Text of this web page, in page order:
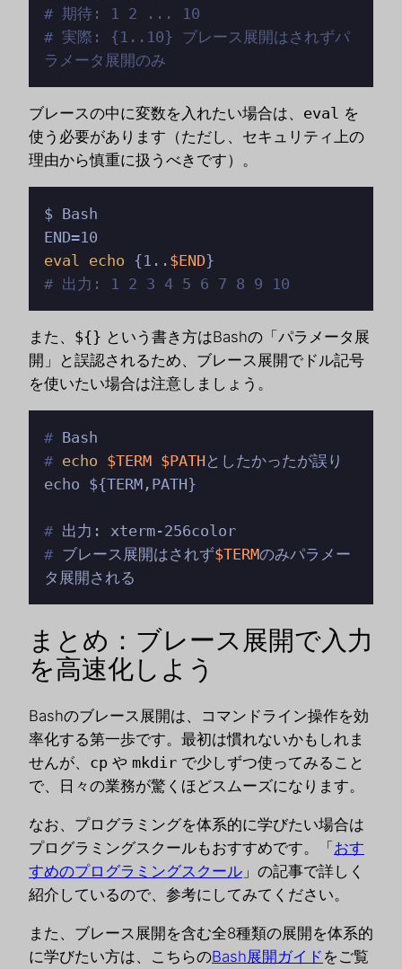
# 期待: 1 2 ... 10
# 実際: {1..10} ブレース展開はされずパ
ラメータ展開のみ
ブレースの中に変数を入れたい場合は、 eval を
使う必要があります（ただし、セキュリティ上の
理由から慎重に扱うべきです）。
$ Bash
eval
echo {1.. $END
# 出力: 1 2 3 4 5 6 7 8 9 10
また、 ${} という書き方はBashの「パラメータ展
開」と誤認されるため、ブレース展開でドル記号
を使いたい場合は注意しましょう。
# Bash
# echo $TERM $PATH としたかったが誤り
# 出力: xterm-256color
# ブレース展開はされず$TERMのみパラメー
タ展開される
まとめ：ブレース展開で入力
を高速化しよう
Bashのブレース展開は、コマンドライン操作を効
率化する第一歩です。最初は慣れないかもしれま
せんが、 cp や mkdir で少しずつ使ってみること
で、日々の業務が驚くほどスムーズになります。
なお、プログラミングを体系的に学びたい場合は
プログラミングスクールもおすすめです。「 おす
すめのプログラミングスクール 」の記事で詳しく
紹介しているので、参考にしてみてください。
また、ブレース展開を含む全8種類の展開を体系的
に学びたい方は、こちらのBash展開ガイド をご覧